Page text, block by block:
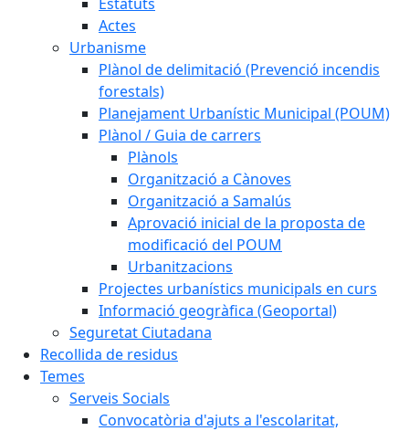
Actes
Urbanisme
Plànol de delimitació (Prevenció incendis
forestals)
Planejament Urbanístic Municipal (POUM)
Plànol / Guia de carrers
Plànols
Organització a Cànoves
Organització a Samalús
Aprovació inicial de la proposta de
modificació del POUM
Urbanitzacions
Projectes urbanístics municipals en curs
Informació geogràfica (Geoportal)
Seguretat Ciutadana
Recollida de residus
Temes
Serveis Socials
Convocatòria d'ajuts a l'escolaritat,